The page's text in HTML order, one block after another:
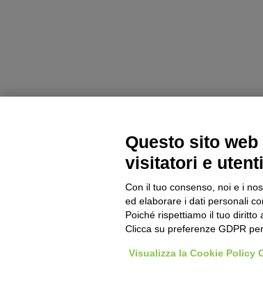
Questo sito
visitatori e utenti
Con il tuo consenso, noi e i
ed elaborare i dati personali
Poiché rispettiamo il tuo diritto
Clicca su preferenze GDPR
Visualizza la Cookie Policy